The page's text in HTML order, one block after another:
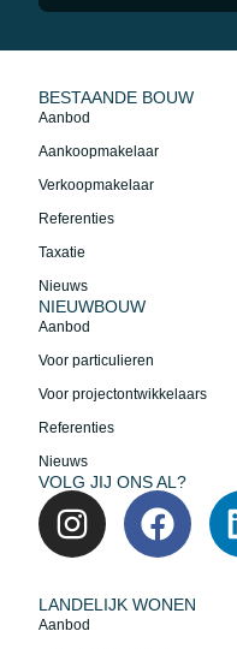
BESTAANDE BOUW
Aanbod
Aankoopmakelaar
Verkoopmakelaar
Referenties
Taxatie
Nieuws
NIEUWBOUW
Aanbod
Voor particulieren
Voor projectontwikkelaars
Referenties
Nieuws
VOLG JIJ ONS AL?
LANDELIJK WONEN
Aanbod